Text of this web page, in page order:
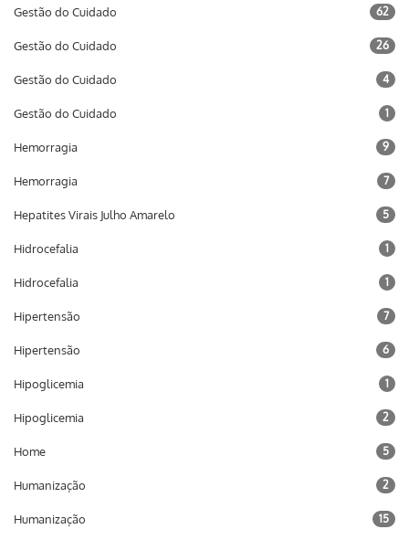
Gestão do Cuidado 62
Gestão do Cuidado 26
Gestão do Cuidado 4
Gestão do Cuidado 1
Hemorragia 9
Hemorragia 7
Hepatites Virais Julho Amarelo 5
Hidrocefalia 1
Hidrocefalia 1
Hipertensão 7
Hipertensão 6
Hipoglicemia 1
Hipoglicemia 2
Home 5
Humanização 2
Humanização 15